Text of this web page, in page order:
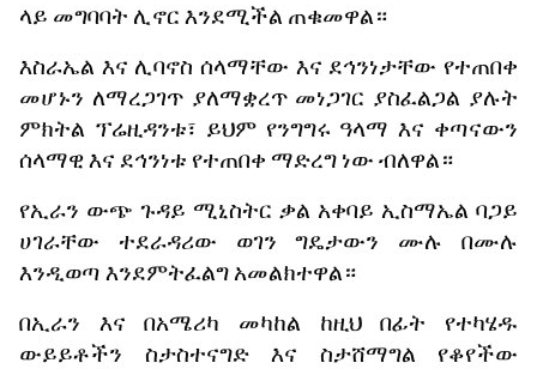
ላይ መግባባት ሊኖር እንደሚችል ጠቁመዋል።
እስራኤል እና ሊባኖስ ሰላማቸው እና ደኅንነታቸው የተጠበቀ
መሆኑን ለማረጋገጥ ያለማቋረጥ መነጋገር ያስፈልጋል ያሉት
ምክትል ፕሬዚዳንቱ፣ ይህም የንግግሩ ዓላማ እና ቀጣናውን
ሰላማዊእና ደኅንነቱ የተጠበቀ ማድረግ ነው ብለዋል።
የኢራን ውጭ ጉዳይ ሚኒስትር ቃል አቀባይ ኢስማኤል ባጋይ
ሀገራቸው
ተደራዳሪው ወገን ግዴታውን ሙሉ
በሙሉ
እንዲወጣ እንደምትፈልግ አመልክተዋል።
በኢራን
እና በአሜሪካ መካከል ከዚህ በፊት
የተካሄዱ
ውይይቶችን
ስታስተናግድ እና ስታሸማግል
የቆየችው